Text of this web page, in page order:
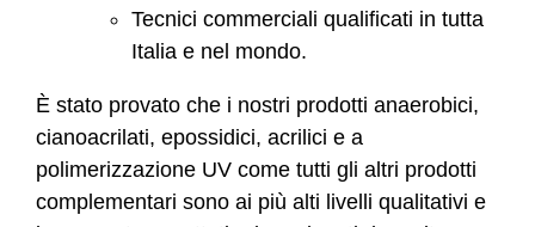
Tecnici commerciali qualificati in tutta
Italia e nel mondo.
È stato provato che i nostri prodotti anaerobici,
cianoacrilati, epossidici, acrilici e a
polimerizzazione UV come tutti gli altri prodotti
complementari sono ai più alti livelli qualitativi e